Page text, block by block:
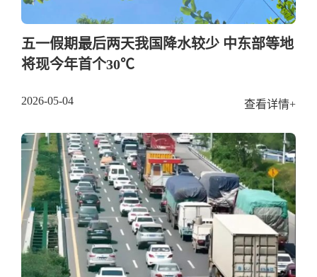
五一假期最后两天我国降水较少 中东部等地
将现今年首个30℃
2026-05-04 查看详情+